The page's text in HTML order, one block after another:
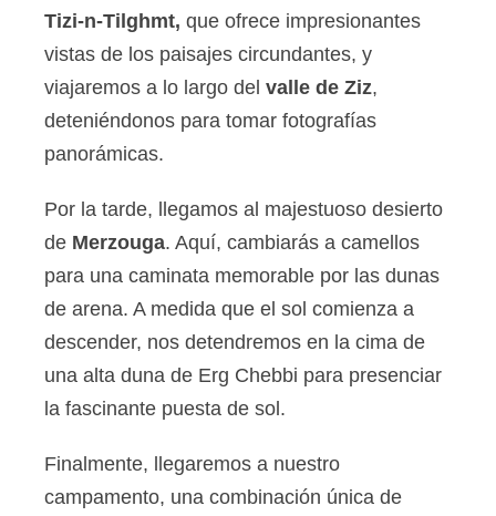
Tizi-n-Tilghmt, que ofrece impresionantes
vistas de los paisajes circundantes, y
viajaremos a lo largo del valle de Ziz,
deteniéndonos para tomar fotografías
panorámicas.
Por la tarde, llegamos al majestuoso desierto
de Merzouga. Aquí, cambiarás a camellos
para una caminata memorable por las dunas
de arena. A medida que el sol comienza a
descender, nos detendremos en la cima de
una alta duna de Erg Chebbi para presenciar
la fascinante puesta de sol.
Finalmente, llegaremos a nuestro
campamento, una combinación única de